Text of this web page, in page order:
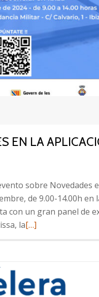
EN LA
sobre Novedades
de 9.00-14.00h en
con un gran panel de
laLeer
sobre
Novedades
[…]